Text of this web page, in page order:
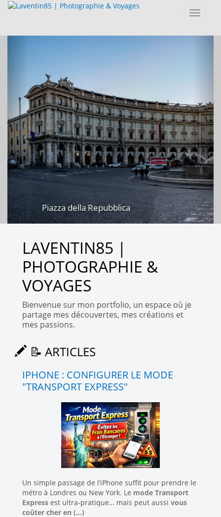
Toggle
Piazza della Repubblica
Previous
LAVENTIN85 |
PHOTOGRAPHIE &
VOYAGES
Bienvenue sur mon portfolio, un espace où je
partage mes découvertes, mes créations et
mes passions.
📝 ARTICLES
IPHONE : CONFIGURER LE MODE
"TRANSPORT EXPRESS"
Un simple passage de l’iPhone suffit pour prendre le
métro à Londres ou New York. Le mode Transport
Express est ultra-pratique… mais peut aussi vous
coûter cher en (...)